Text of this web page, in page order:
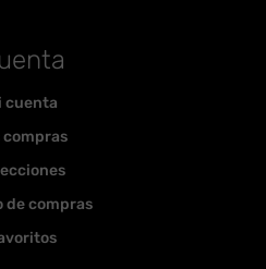
cuenta
compras
de compras